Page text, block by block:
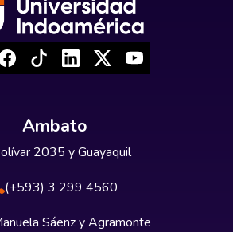
Ambato
2035 y Guayaquil
(+593) 3 299 4560
Sáenz y Agramonte